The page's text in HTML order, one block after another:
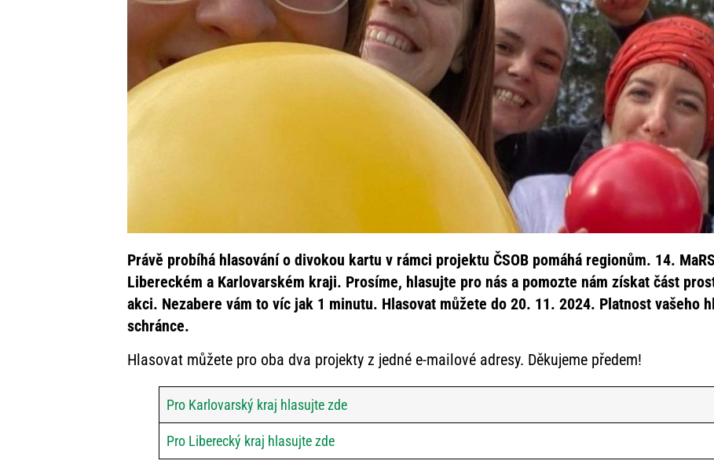
Právě probíhá hlasování o divokou kartu v rámci projektu ČSOB pomáhá regionům. 14.
Libereckém a Karlovarském kraji. Prosíme, hlasujte pro nás a pomozte nám získat část
akci. Nezabere vám to víc jak 1 minutu. Hlasovat můžete do 20. 11. 2024. Platnost vašeho
schránce.
Hlasovat můžete pro oba dva projekty z jedné e-mailové adresy. Děkujeme předem!
Pro Karlovarský kraj hlasujte zde
Pro Liberecký kraj hlasujte zde